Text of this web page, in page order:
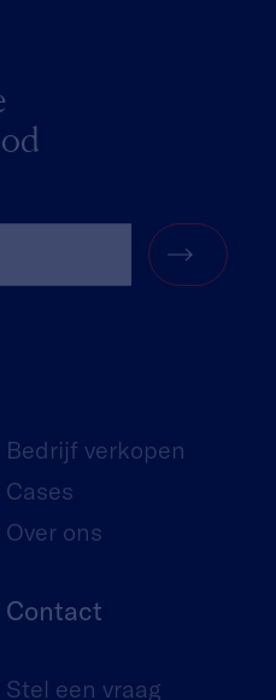
Bedrijf verkopen
Cases
Over ons
Contact
Stel een vraag